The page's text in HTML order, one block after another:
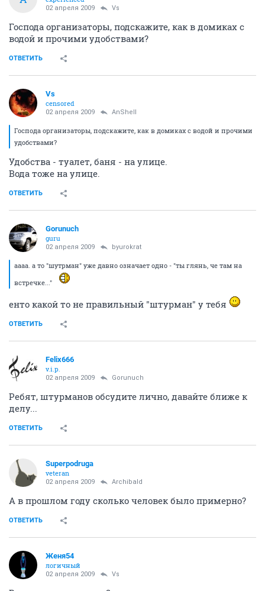
02 апреля 2009 Vs
Господа организаторы, подскажите, как в домиках с
водой и прочими удобствами?
ОТВЕТИТЬ
Vs
censored
02 апреля 2009 AnShell
Господа организаторы, подскажите, как в домиках с водой и прочими
удобствами?
Удобства - туалет, баня - на улице.
Вода тоже на улице.
ОТВЕТИТЬ
Gorunuch
guru
02 апреля 2009 byurokrat
аааа. а то "шутрман" уже давно означает одно - "ты глянь, че там на
встречке..."
енто какой то не правильный "штурман" у тебя
ОТВЕТИТЬ
Felix666
v.i.p.
02 апреля 2009 Gorunuch
Ребят, штурманов обсудите лично, давайте ближе к
делу...
ОТВЕТИТЬ
Superpodruga
veteran
02 апреля 2009 Archibald
А в прошлом году сколько человек было примерно?
ОТВЕТИТЬ
Женя54
логичный
02 апреля 2009 Vs